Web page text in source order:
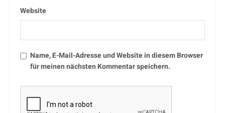
Website
Name, E-Mail-Adresse und Website in diesem Browser
für meinen nächsten Kommentar speichern.